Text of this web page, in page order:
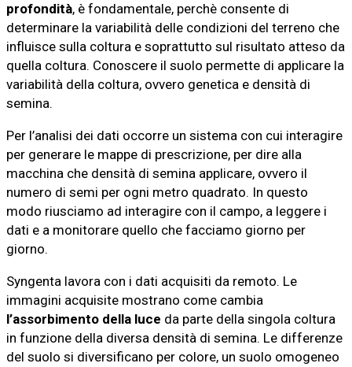
profondità, è fondamentale, perchè consente di
determinare la variabilità delle condizioni del terreno che
influisce sulla coltura e soprattutto sul risultato atteso da
quella coltura. Conoscere il suolo permette di applicare la
variabilità della coltura, ovvero genetica e densità di
semina.
Per l’analisi dei dati occorre un sistema con cui interagire
per generare le mappe di prescrizione, per dire alla
macchina che densità di semina applicare, ovvero il
numero di semi per ogni metro quadrato. In questo
modo riusciamo ad interagire con il campo, a leggere i
dati e a monitorare quello che facciamo giorno per
giorno.
Syngenta lavora con i dati acquisiti da remoto. Le
immagini acquisite mostrano come cambia
l’assorbimento della luce da parte della singola coltura
in funzione della diversa densità di semina. Le differenze
del suolo si diversificano per colore, un suolo omogeneo